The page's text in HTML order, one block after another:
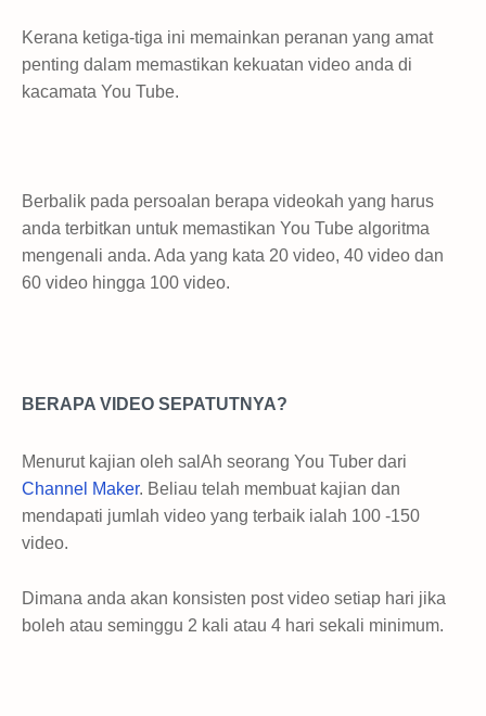
Kerana ketiga-tiga ini memainkan peranan yang amat
penting dalam memastikan kekuatan video anda di
kacamata You Tube.
Berbalik pada persoalan berapa videokah yang harus
anda terbitkan untuk memastikan You Tube algoritma
mengenali anda. Ada yang kata 20 video, 40 video dan
60 video hingga 100 video.
BERAPA VIDEO SEPATUTNYA?
Menurut kajian oleh salAh seorang You Tuber dari
Channel Maker. Beliau telah membuat kajian dan
mendapati jumlah video yang terbaik ialah 100 -150
video.
Dimana anda akan konsisten post video setiap hari jika
boleh atau seminggu 2 kali atau 4 hari sekali minimum.